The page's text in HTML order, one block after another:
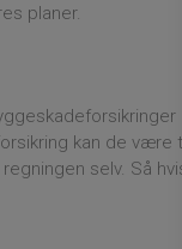
planer.
kan de
selv. Så